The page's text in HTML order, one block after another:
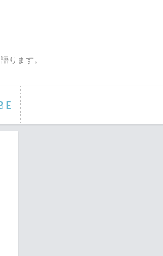
ります。